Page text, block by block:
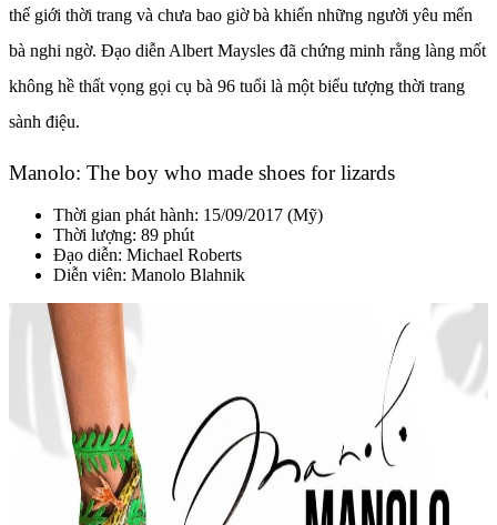
thế giới thời trang và chưa bao giờ bà khiến những người yêu mến
bà nghi ngờ. Đạo diễn Albert Maysles đã chứng minh rằng làng mốt
không hề thất vọng gọi cụ bà 96 tuổi là một biểu tượng thời trang
sành điệu.
Manolo: The boy who made shoes for lizards
Thời gian phát hành: 15/09/2017 (Mỹ)
Thời lượng: 89 phút
Đạo diễn: Michael Roberts
Diễn viên: Manolo Blahnik